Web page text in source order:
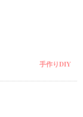
手作りDIY